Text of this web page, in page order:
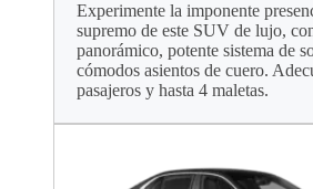
Experimente la imponente
supremo de este SUV de lujo,
panorámico, potente sistema de
cómodos asientos de cuero.
pasajeros y hasta 4 maletas.